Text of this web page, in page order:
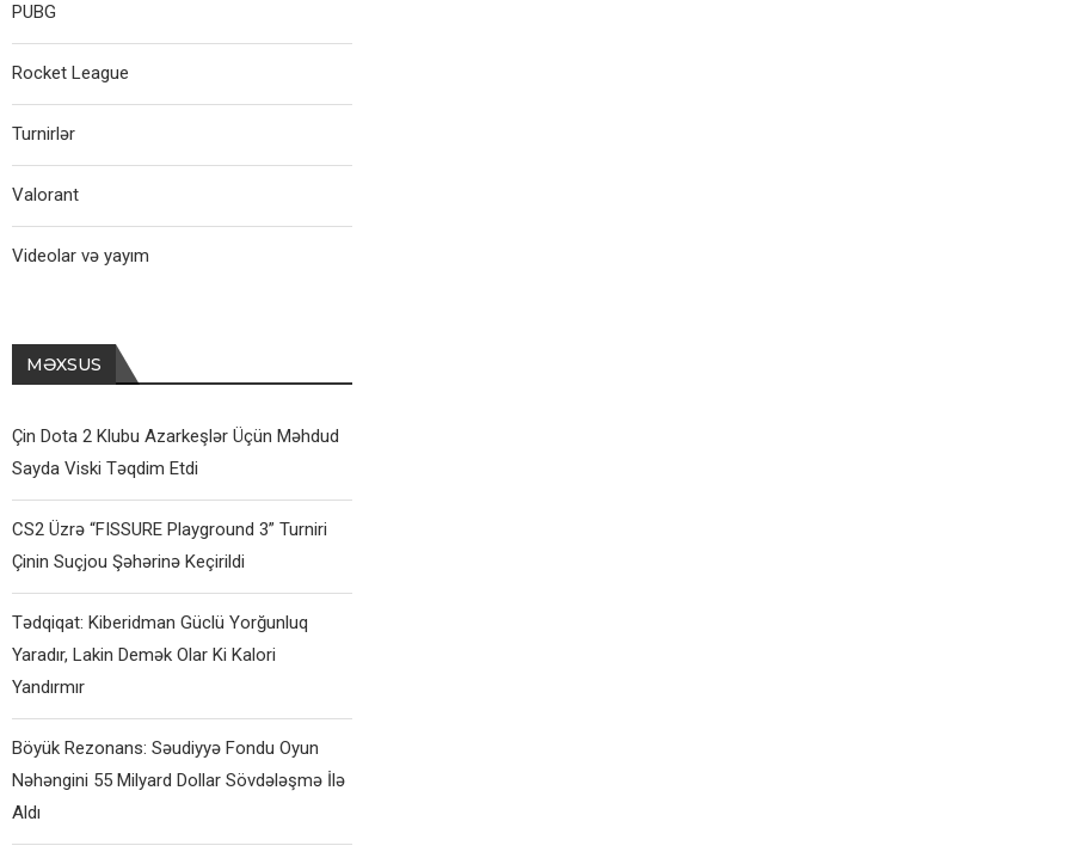
PUBG
Rocket League
Turnirlər
Valorant
Videolar və yayım
MƏXSUS
Çin Dota 2 Klubu Azarkeşlər Üçün Məhdud
Sayda Viski Təqdim Etdi
CS2 Üzrə “FISSURE Playground 3” Turniri
Çinin Suçjou Şəhərinə Keçirildi
Tədqiqat: Kiberidman Güclü Yorğunluq
Yaradır, Lakin Demək Olar Ki Kalori
Yandırmır
Böyük Rezonans: Səudiyyə Fondu Oyun
Nəhəngini 55 Milyard Dollar Sövdələşmə İlə
Aldı